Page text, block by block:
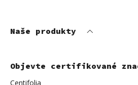
Naše produkty
Objevte certifikované
Centifolia